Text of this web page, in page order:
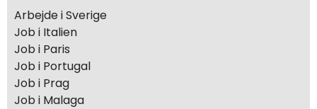
Arbejde i Sverige
Job i Italien
Job i Paris
Job i Portugal
Job i Prag
Job i Malaga